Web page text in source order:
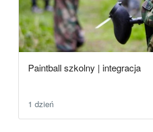
Paintball szkolny | integracja
1 dzień